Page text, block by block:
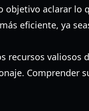
objetivo aclarar lo
eficiente, ya
recursos valiosos
Comprender